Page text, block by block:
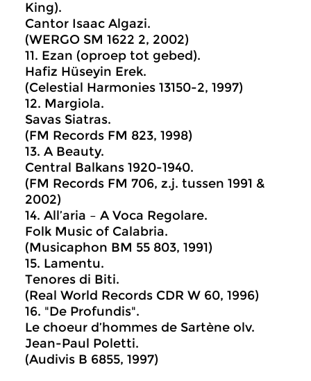
King).
Cantor Isaac Algazi.
(WERGO SM 1622 2, 2002)
11. Ezan (oproep tot gebed).
Hafiz Hüseyin Erek.
(Celestial Harmonies 13150-2, 1997)
12. Margiola.
Savas Siatras.
(FM Records FM 823, 1998)
13. A Beauty.
Central Balkans 1920-1940.
(FM Records FM 706, z.j. tussen 1991 &
2002)
14. All’aria – A Voca Regolare.
Folk Music of Calabria.
(Musicaphon BM 55 803, 1991)
15. Lamentu.
Tenores di Biti.
(Real World Records CDR W 60, 1996)
16. "De Profundis".
Le choeur d’hommes de Sartène olv.
Jean-Paul Poletti.
(Audivis B 6855, 1997)